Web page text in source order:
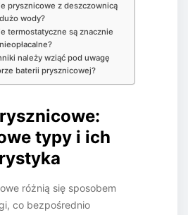
prysznicowe z deszczownicą
wody?
termostatyczne są znacznie
należy wziąć pod uwagę
baterii prysznicowej?
typy i ich
różnią się sposobem
co bezpośrednio